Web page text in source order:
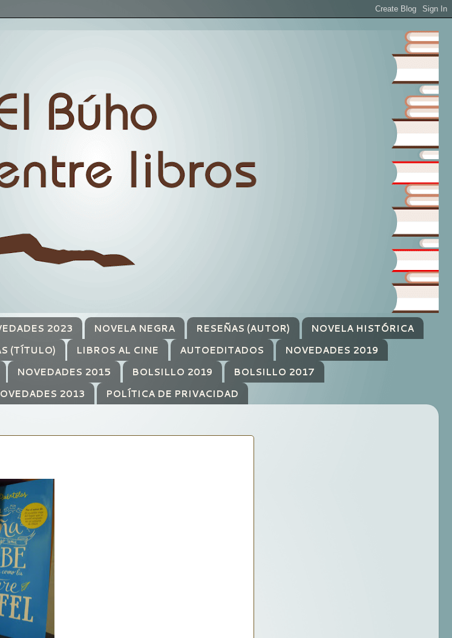
2023 NOVELA NEGRA RESEÑAS (AUTOR)
NOVELA HISTÓRICA
(TÍTULO) LIBROS AL CINE AUTOEDITADOS
NOVEDADES 2019
NOVEDADES 2015 BOLSILLO 2019
BOLSILLO 2017
2013 POLÍTICA DE PRIVACIDAD